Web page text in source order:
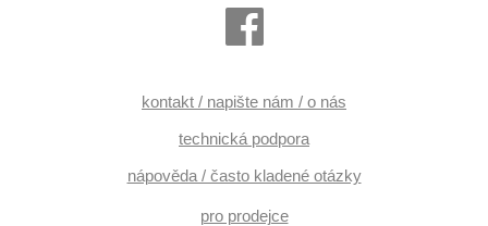
kontakt / napište nám / o nás
technická podpora
nápověda / často kladené otázky
pro prodejce